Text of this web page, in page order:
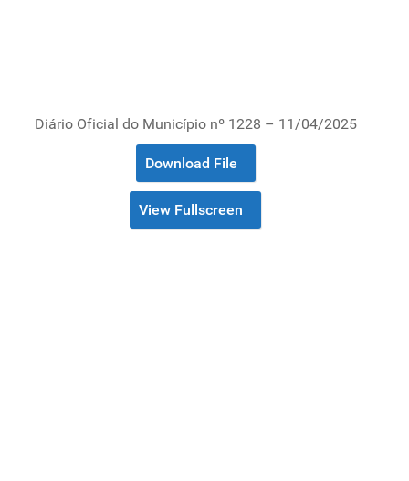
Diário Oficial do Município nº 1228 – 11/04/2025
Download File
View Fullscreen